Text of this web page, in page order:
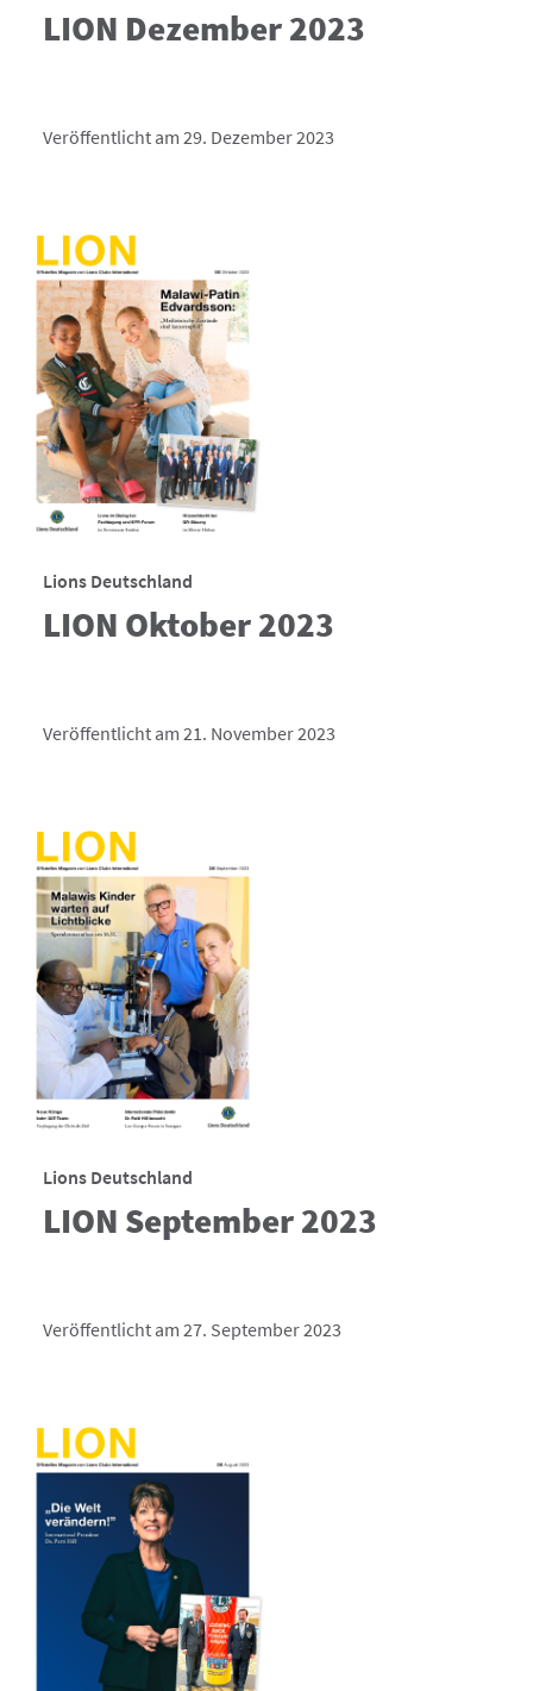
LION Dezember 2023
Veröffentlicht am 29. Dezember 2023
Lions Deutschland
LION Oktober 2023
Veröffentlicht am 21. November 2023
Lions Deutschland
LION September 2023
Veröffentlicht am 27. September 2023